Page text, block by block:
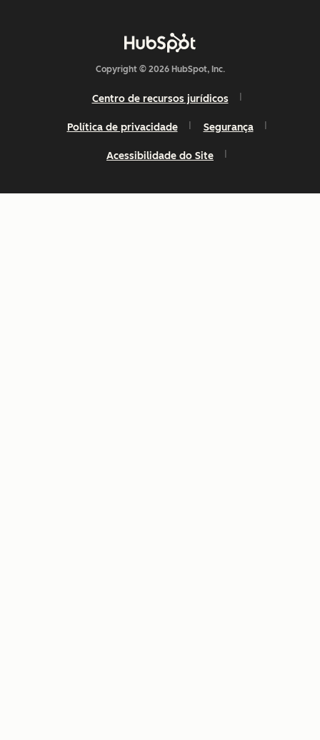
Copyright © 2026 HubSpot, Inc.
Centro de recursos jurídicos
Política de privacidade Segurança
Acessibilidade do Site